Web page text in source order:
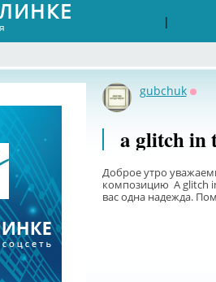
|
gubchuk
a glitch in
Доброе утро
композицию A glitch
вас одна надежда.